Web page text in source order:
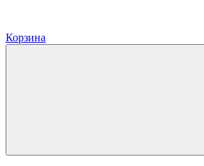
Корзина